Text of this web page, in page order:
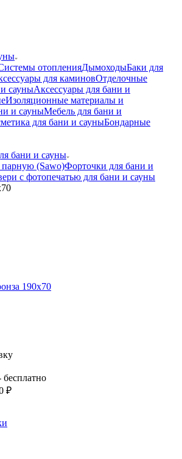
отопленияДымоходыБаки для
для каминовОтделочные
сауныАксессуары для бани и
Изоляционные материалы и
и сауныМебель для бани и
для бани и сауныБондарные
бани и сауны
(Sawo)Форточки для бани и
с фотопечатью для бани и сауны
₽